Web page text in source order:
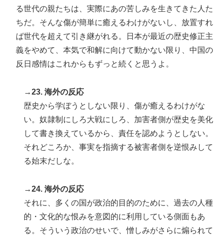
る世代の親たちは、実際にあの苦しみを生きてきた人た
ちだ。そんな傷が簡単に癒えるわけがないし、放置すれ
ば世代を超えて引き継がれる。日本が最近の歴史修正主
義をやめて、本気で和解に向けて動かない限り、中国の
反日感情はこれからもずっと続くと思うよ。
→23. 海外の反応
歴史から学ぼうとしない限り、傷が癒えるわけがな
い。奴隷制にしろ大戦にしろ、加害者側が歴史を美化
して書き換えているから、責任を認めようとしない。
それどころか、事実を指摘する被害者側を逆恨みして
る始末だしな。
→24. 海外の反応
それに、多くの国が政治的目的のために、過去の人種
的・文化的な恨みを意図的に利用している側面もあ
る。そういう政治のせいで、憎しみがさらに煽られて